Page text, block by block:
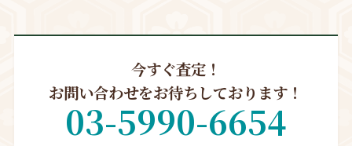
今すぐ査定！
お問い合わせをお待ちしております！
03-5990-6654